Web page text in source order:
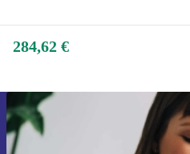
284,62 €
Recevoir
par mail